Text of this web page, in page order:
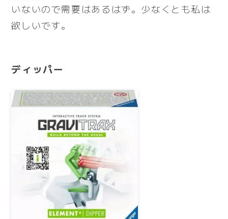
いないので需要はあるはず。少なくとも私は
欲しいです。
ディッパー